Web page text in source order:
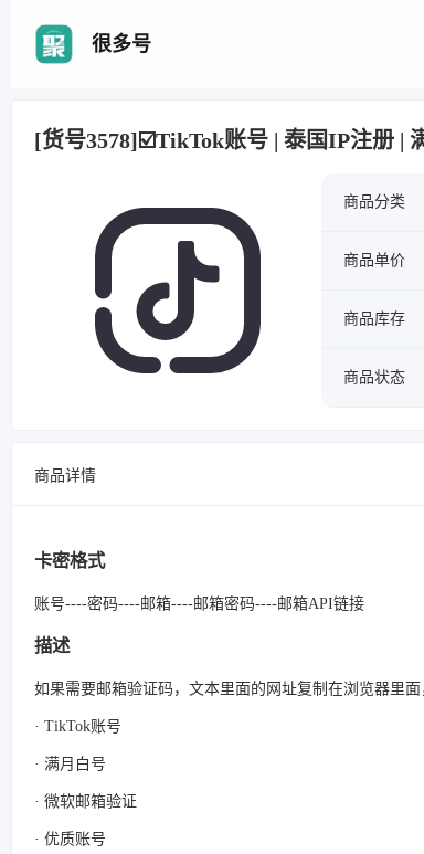
很多号
[货号3578]☑️TikTok账号 | 泰国IP注册 |
商品分类
商品单价
商品库存
商品状态
商品详情
卡密格式
账号----密码----邮箱----邮箱密码----邮箱API链接
描述
如果需要邮箱验证码，文本里面的网址复制在浏览器里
· TikTok账号
· 满月白号
· 微软邮箱验证
· 优质账号